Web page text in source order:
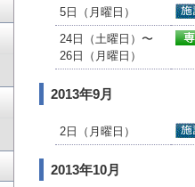
5日（月曜日）
24日（土曜日）〜
26日（月曜日）
2013年9月
2日（月曜日）
2013年10月